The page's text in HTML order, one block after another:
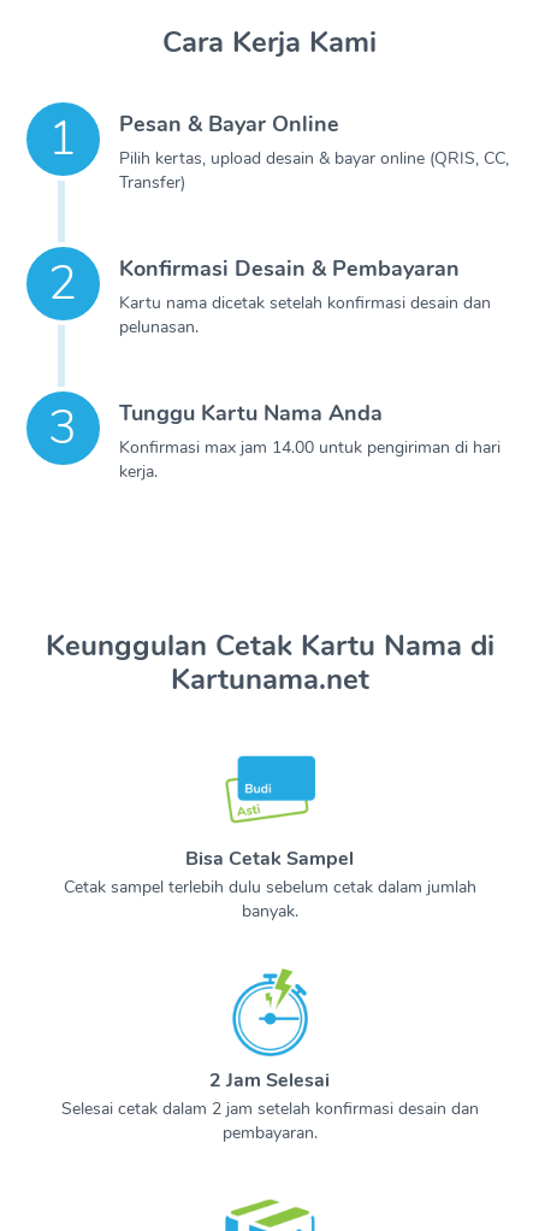
Cara Kerja Kami
Pesan & Bayar Online
Pilih kertas, upload desain & bayar online (QRIS, CC,
Transfer)
Konfirmasi Desain & Pembayaran
Kartu nama dicetak setelah konfirmasi desain dan
pelunasan.
Tunggu Kartu Nama Anda
Konfirmasi max jam 14.00 untuk pengiriman di hari
kerja.
Keunggulan Cetak Kartu Nama di
Kartunama.net
Bisa Cetak Sampel
Cetak sampel terlebih dulu sebelum cetak dalam jumlah
banyak.
2 Jam Selesai
Selesai cetak dalam 2 jam setelah konfirmasi desain dan
pembayaran.